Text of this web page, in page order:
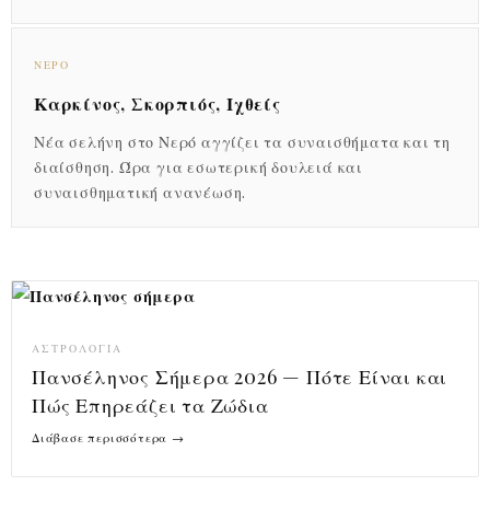
ΝΕΡΌ
Καρκίνος, Σκορπιός, Ιχθείς
Νέα σελήνη στο Νερό αγγίζει τα συναισθήματα και τη
διαίσθηση. Ώρα για εσωτερική δουλειά και
συναισθηματική ανανέωση.
ΑΣΤΡΟΛΟΓΊΑ
Πανσέληνος Σήμερα 2026 — Πότε Είναι και
Πώς Επηρεάζει τα Ζώδια
Διάβασε περισσότερα →